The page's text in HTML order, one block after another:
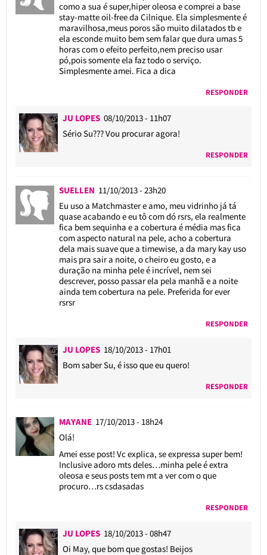
como a sua é super,hiper oleosa e comprei a base
stay-matte oil-free da Cilnique. Ela simplesmente é
maravilhosa,meus poros são muito dilatados tb e
ela esconde muito bem sem falar que dura umas 5
horas com o efeito perfeito,nem preciso usar
pó,pois somente ela faz todo o serviço.
Simplesmente amei. Fica a dica
RESPONDER
JU LOPES 08/10/2013 - 11h07
Sério Su??? Vou procurar agora!
RESPONDER
SUELLEN 11/10/2013 - 23h20
Eu uso a Matchmaster e amo, meu vidrinho já tá
quase acabando e eu tô com dó rsrs, ela realmente
fica bem sequinha e a cobertura é média mas fica
com aspecto natural na pele, acho a cobertura
dela mais suave que a timewise, a da mary kay uso
mais pra sair a noite, o cheiro eu gosto, e a
duração na minha pele é incrível, nem sei
descrever, posso passar ela pela manhã e a noite
ainda tem cobertura na pele. Preferida for ever
rsrsr
RESPONDER
JU LOPES 18/10/2013 - 17h01
Bom saber Su, é isso que eu quero!
RESPONDER
MAYANE 17/10/2013 - 18h24
Olá!
Amei esse post! Vc explica, se expressa super bem!
Inclusive adoro mts deles…minha pele é extra
oleosa e seus posts tem mt a ver com o que
procuro…rs csdasadas
RESPONDER
JU LOPES 18/10/2013 - 08h47
Oi May, que bom que gostas! Beijos